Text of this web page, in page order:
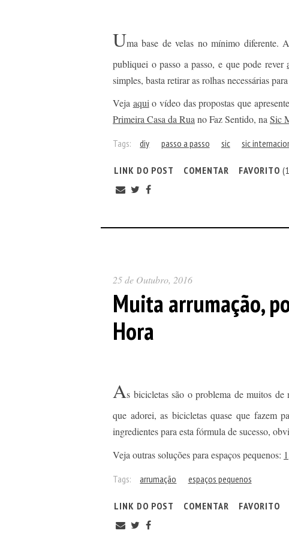
Uma base de velas no mínimo diferente.
publiquei o passo a passo, e que pode rever
simples, basta retirar as rolhas necessárias
Veja aqui o vídeo das propostas que
Primeira Casa da Rua no Faz Sentido, na Sic
Tags: diy passo a passo sic sic
LINK DO POST COMENTAR FAVORITO
25 de Outubro, 2016
Muita arrumação,
Hora
As bicicletas são o problema de muitos
que adorei, as bicicletas quase que fazem
ingredientes para esta fórmula de sucesso,
Veja outras soluções para espaços pequenos: 1
Tags: arrumação espaços pequenos
LINK DO POST COMENTAR FAVORITO